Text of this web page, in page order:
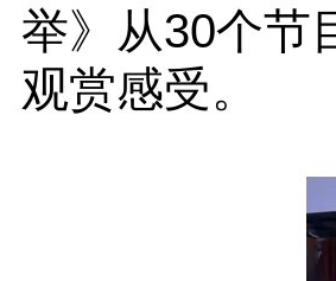
举》从30个节
观赏感受。